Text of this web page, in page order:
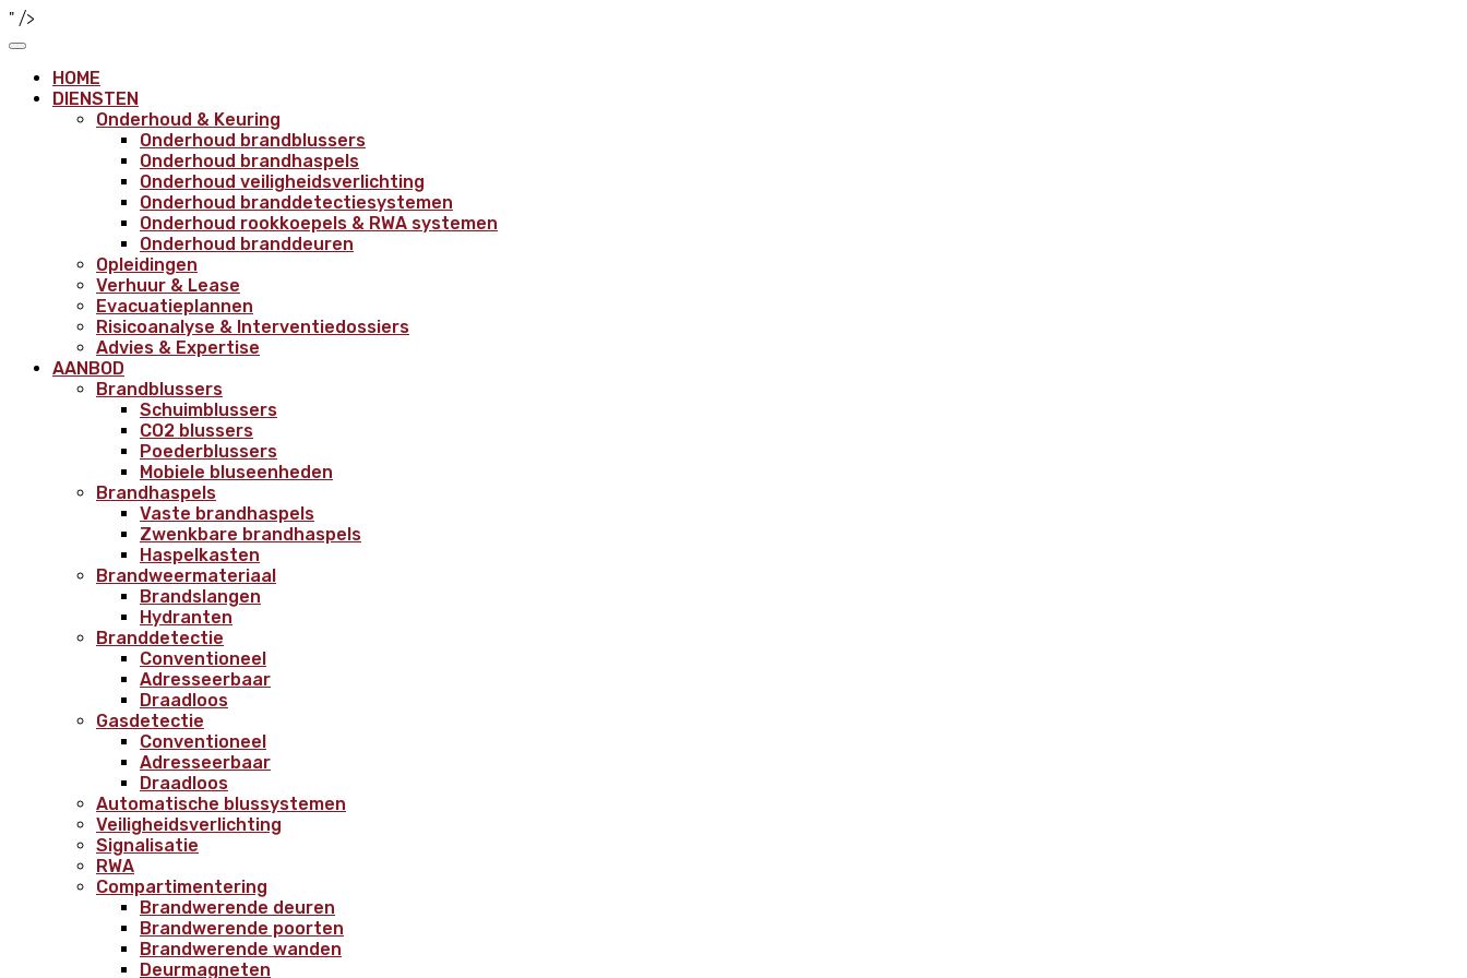
" />
HOME
DIENSTEN
Onderhoud & Keuring
Onderhoud brandblussers
Onderhoud brandhaspels
Onderhoud veiligheidsverlichting
Onderhoud branddetectiesystemen
Onderhoud rookkoepels & RWA systemen
Onderhoud branddeuren
Opleidingen
Verhuur & Lease
Evacuatieplannen
Risicoanalyse & Interventiedossiers
Advies & Expertise
AANBOD
Brandblussers
Schuimblussers
CO2 blussers
Poederblussers
Mobiele bluseenheden
Brandhaspels
Vaste brandhaspels
Zwenkbare brandhaspels
Haspelkasten
Brandweermateriaal
Brandslangen
Hydranten
Branddetectie
Conventioneel
Adresseerbaar
Draadloos
Gasdetectie
Conventioneel
Adresseerbaar
Draadloos
Automatische blussystemen
Veiligheidsverlichting
Signalisatie
RWA
Compartimentering
Brandwerende deuren
Brandwerende poorten
Brandwerende wanden
Deurmagneten